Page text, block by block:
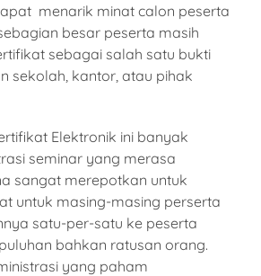
menarik minat calon peserta
besar peserta masih
sebagai salah satu bukti
sekolah, kantor, atau pihak
Elektronik ini banyak
seminar yang merasa
sangat merepotkan untuk
untuk masing-masing perserta
satu-per-satu ke peserta
bahkan ratusan orang.
yang paham